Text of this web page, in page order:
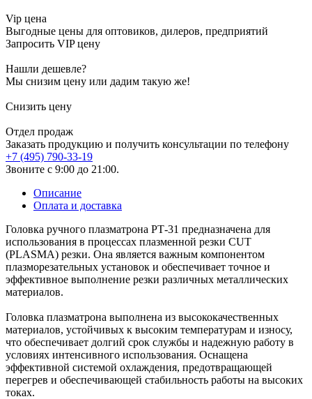
Vip цена
Выгодные цены для оптовиков, дилеров, предприятий
Запросить VIP цену
Нашли дешевле?
Мы снизим цену или дадим такую же!
Снизить цену
Отдел продаж
Заказать продукцию и получить консультации по телефону
+7 (495) 790-33-19
Звоните с 9:00 до 21:00.
Описание
Оплата и доставка
Головка ручного плазматрона РТ-31 предназначена для
использования в процессах плазменной резки CUT
(PLASMA) резки. Она является важным компонентом
плазморезательных установок и обеспечивает точное и
эффективное выполнение резки различных металлических
материалов.
Головка плазматрона выполнена из высококачественных
материалов, устойчивых к высоким температурам и износу,
что обеспечивает долгий срок службы и надежную работу в
условиях интенсивного использования. Оснащена
эффективной системой охлаждения, предотвращающей
перегрев и обеспечивающей стабильность работы на высоких
токах.